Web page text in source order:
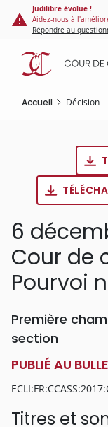
Panneau de gestion
contenu
principal
Judilibre évolue !
Aidez-nous à
Répondre au
Accueil Décision
6
Cour de
Pourvoi
Première
section
PUBLIÉ AU
Titres et